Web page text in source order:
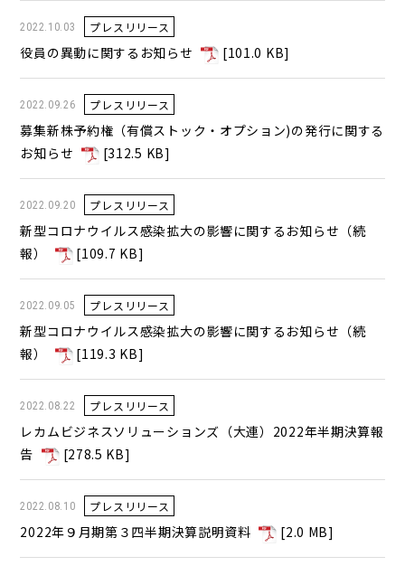
2022.10.03 プレスリリース
役員の異動に関するお知らせ [101.0 KB]
2022.09.26 プレスリリース
募集新株予約権（有償ストック・オプション)の発行に関する
お知らせ
[312.5 KB]
2022.09.20 プレスリリース
新型コロナウイルス感染拡大の影響に関するお知らせ（続
報）
[109.7 KB]
2022.09.05 プレスリリース
新型コロナウイルス感染拡大の影響に関するお知らせ（続
報）
[119.3 KB]
2022.08.22 プレスリリース
レカムビジネスソリューションズ（大連）2022年半期決算報
告
[278.5 KB]
2022.08.10 プレスリリース
2022年９月期第３四半期決算説明資料 [2.0 MB]